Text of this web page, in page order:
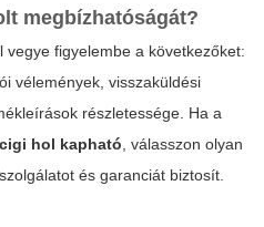
megbízhatóságát?
figyelembe a következőket:
vélemények, visszaküldési
részletessége. Ha a
hol kapható , válasszon olyan
és garanciát biztosít.